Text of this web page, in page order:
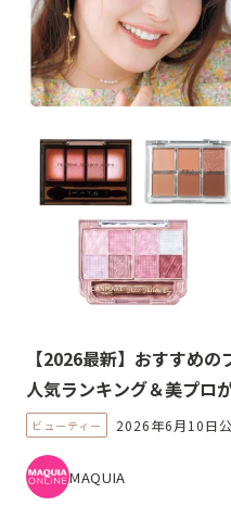
【2026最新】おすすめ
人気ランキング＆美プロ
ビューティー 2026年6月10日
MAQUIA